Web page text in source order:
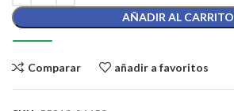
AÑADIR AL CARRITO
Comparar añadir a favoritos